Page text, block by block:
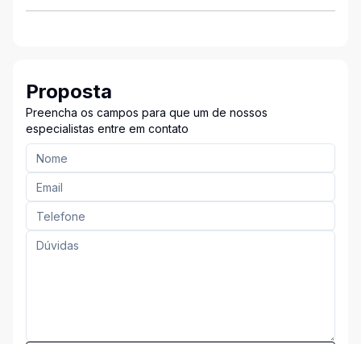
Proposta
Preencha os campos para que um de nossos
especialistas entre em contato